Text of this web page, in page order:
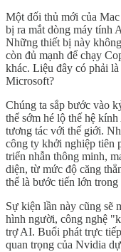
Một đối thủ mới của
bị ra mắt dòng máy tính
Những thiết bị này
còn đủ mạnh để chạy
khác. Liệu đây có phải
Microsoft?
Chúng ta sắp bước vào
thể sớm hé lộ thế hệ
tương tác với thế giới.
công ty khởi nghiệp tiên
triển nhẫn thông minh,
diện, từ mức độ căng
thể là bước tiến lớn
Sự kiện lần này cũng sẽ
hình người, công nghệ
trợ AI. Buổi phát trực
quan trọng của Nvidia